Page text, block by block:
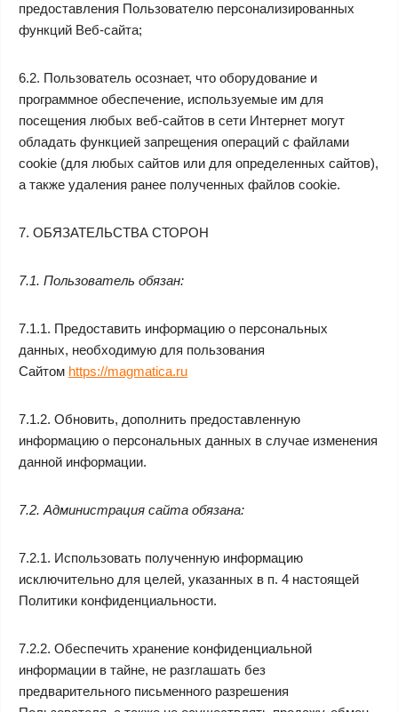
предоставления Пользователю персонализированных
функций Веб-сайта;
6.2. Пользователь осознает, что оборудование и
программное обеспечение, используемые им для
посещения любых веб-сайтов в сети Интернет могут
обладать функцией запрещения операций с файлами
cookie (для любых сайтов или для определенных сайтов),
а также удаления ранее полученных файлов cookie.
7. ОБЯЗАТЕЛЬСТВА СТОРОН
7.1. Пользователь обязан:
7.1.1. Предоставить информацию о персональных
данных, необходимую для пользования
Сайтом https://magmatica.ru
7.1.2. Обновить, дополнить предоставленную
информацию о персональных данных в случае изменения
данной информации.
7.2. Администрация сайта обязана:
7.2.1. Использовать полученную информацию
исключительно для целей, указанных в п. 4 настоящей
Политики конфиденциальности.
7.2.2. Обеспечить хранение конфиденциальной
информации в тайне, не разглашать без
предварительного письменного разрешения